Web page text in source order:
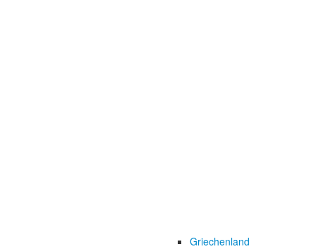
Griechenland